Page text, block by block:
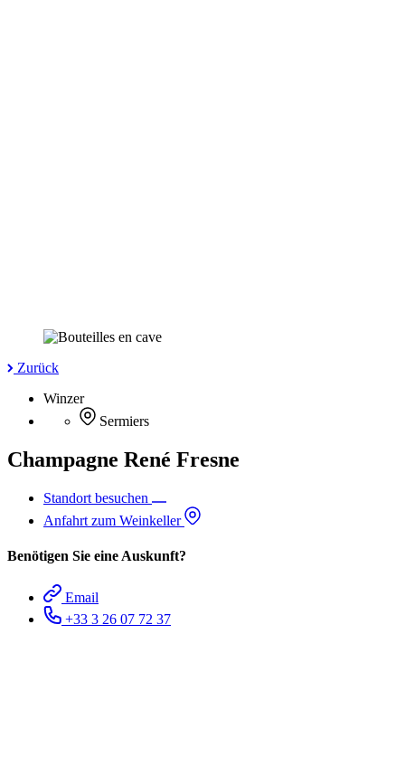
Zurück
Winzer
Sermiers
Champagne René Fresne
Standort besuchen
Anfahrt zum Weinkeller
Benötigen Sie eine Auskunft?
Email
+33 3 26 07 72 37